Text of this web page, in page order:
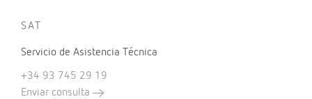
SAT
Servicio de Asistencia Técnica
+34 93 745 29 19
Enviar consulta